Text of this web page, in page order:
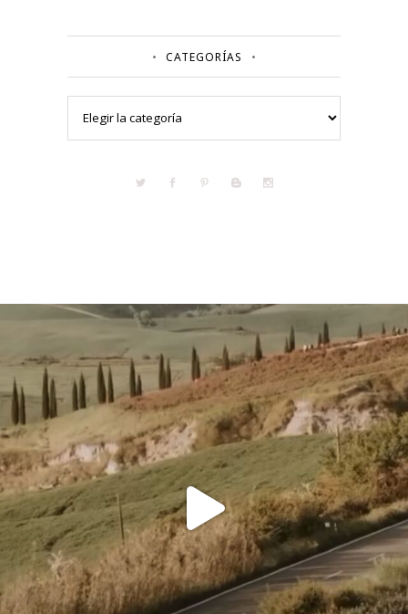
CATEGORÍAS